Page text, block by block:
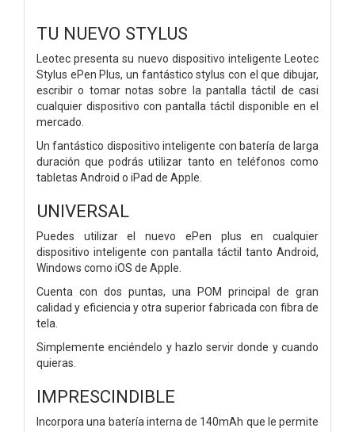
TU NUEVO STYLUS
Leotec presenta su nuevo dispositivo inteligente Leotec
Stylus ePen Plus, un fantástico stylus con el que dibujar,
escribir o tomar notas sobre la pantalla táctil de casi
cualquier dispositivo con pantalla táctil disponible en el
mercado.
Un fantástico dispositivo inteligente con batería de larga
duración que podrás utilizar tanto en teléfonos como
tabletas Android o iPad de Apple.
UNIVERSAL
Puedes utilizar el nuevo ePen plus en cualquier
dispositivo inteligente con pantalla táctil tanto Android,
Windows como iOS de Apple.
Cuenta con dos puntas, una POM principal de gran
calidad y eficiencia y otra superior fabricada con fibra de
tela.
Simplemente enciéndelo y hazlo servir donde y cuando
quieras.
IMPRESCINDIBLE
Incorpora una batería interna de 140mAh que le permite